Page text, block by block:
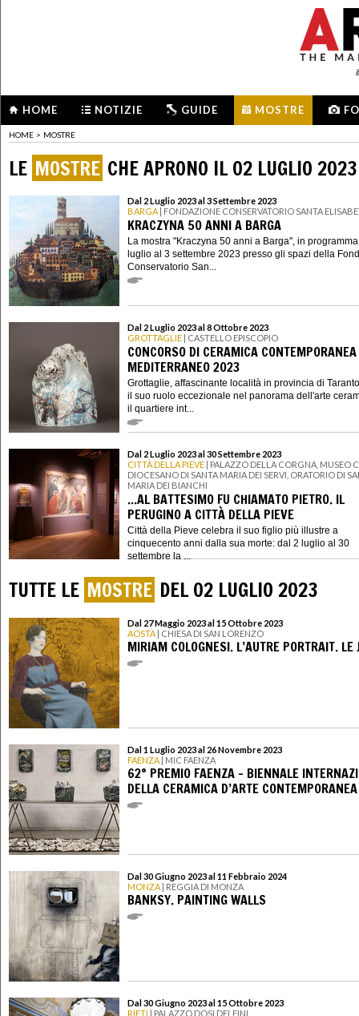
HOME NOTIZIE GUIDE MOSTRE
HOME > MOSTRE
LE MOSTRE CHE APRONO IL 02 LUGLIO 2023
Dal 2 Luglio 2023 al 3 Settembre 2023
BARGA | FONDAZIONE CONSERVATORIO SANTA
KRACZYNA 50 ANNI A BARGA
La mostra "Kraczyna 50 anni a Barga", in
luglio al 3 settembre 2023 presso gli spazi della
Conservatorio San...
Dal 2 Luglio 2023 al 8 Ottobre 2023
GROTTAGLIE | CASTELLO EPISCOPIO
CONCORSO DI CERAMICA CONTEMPORANEA
MEDITERRANEO 2023
Grottaglie, affascinante località in provincia di
il suo ruolo eccezionale nel panorama dell'arte
il quartiere int...
Dal 2 Luglio 2023 al 30 Settembre 2023
CITTÀ DELLA PIEVE | PALAZZO DELLA CORGNA, MUSEO
DIOCESANO DI SANTA MARIA DEI SERVI, ORATORIO DI
MARIA DEI BIANCHI
...AL BATTESIMO FU CHIAMATO PIETRO. IL
PERUGINO A CITTÀ DELLA PIEVE
Città della Pieve celebra il suo figlio più illustre a
cinquecento anni dalla sua morte: dal 2 luglio al 30
settembre la ...
TUTTE LE MOSTRE DEL 02 LUGLIO 2023
Dal 27 Maggio 2023 al 15 Ottobre 2023
AOSTA | CHIESA DI SAN LORENZO
MIRIAM COLOGNESI. L’AUTRE PORTRAIT. LE
Dal 1 Luglio 2023 al 26 Novembre 2023
FAENZA | MIC FAENZA
62° PREMIO FAENZA – BIENNALE
DELLA CERAMICA D’ARTE CONTEMPORANEA
Dal 30 Giugno 2023 al 11 Febbraio 2024
MONZA | REGGIA DI MONZA
BANKSY. PAINTING WALLS
Dal 30 Giugno 2023 al 15 Ottobre 2023
RIETI | PALAZZO DOSI DELFINI